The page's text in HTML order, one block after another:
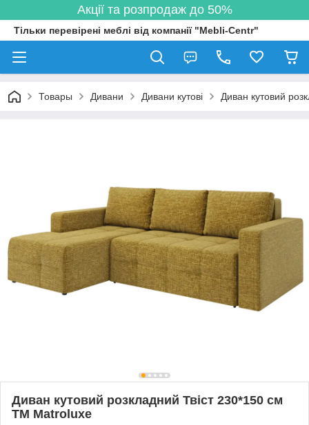
Акції та розпродаж до 50%
Тільки перевірені меблі від компанії "Mebli-Centr"
Товары Дивани Дивани кутові Диван кутовий
Диван кутовий розкладний Твіст 230*150 см
TM Matroluxe